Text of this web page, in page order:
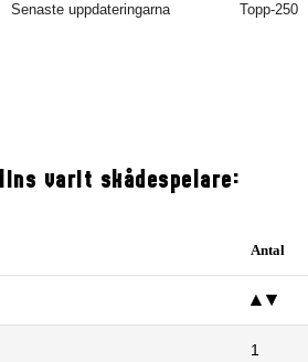
Senaste uppdateringarna Topp-250
varit skådespelare:
Antal
1